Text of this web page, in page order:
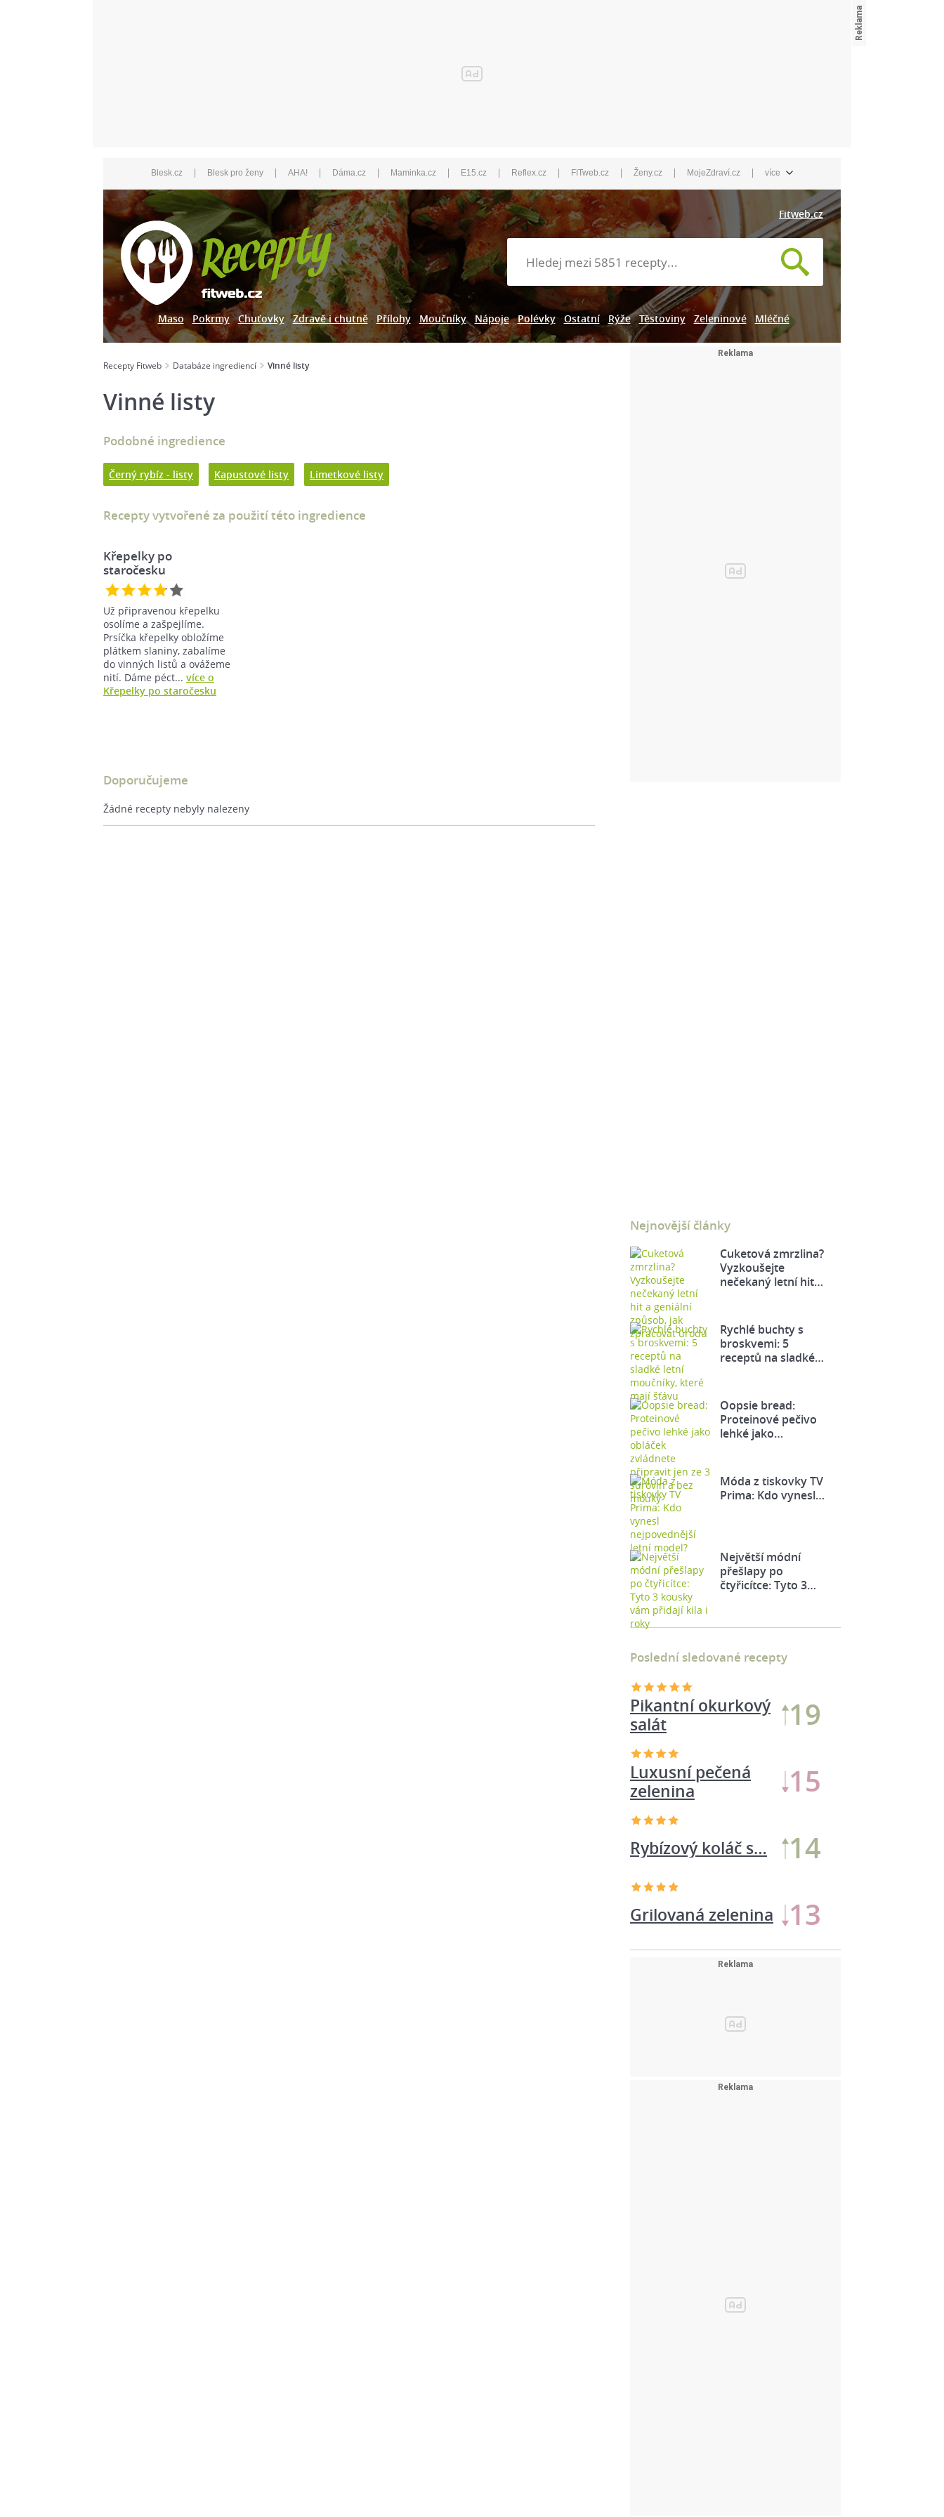
Blesk.cz | Blesk pro ženy | AHA! | Dáma.cz | Maminka.cz | E15.cz | Reflex.cz | FITweb.cz | Ženy.cz | MojeZdraví.cz | více
Fitweb.cz
Maso Pokrmy Chuťovky Zdravě i chutně Přílohy Moučníky Nápoje Polévky Ostatní Rýže Těstoviny Zeleninové Mléčné
Recepty Fitweb Databáze ingrediencí Vinné listy
Vinné listy
Podobné ingredience
Černý rybíz - listy Kapustové listy Limetkové listy
Recepty vytvořené za použití této ingredience
Křepelky po
staročesku
Už připravenou křepelku
osolíme a zašpejlíme.
Prsíčka křepelky obložíme
plátkem slaniny, zabalíme
do vinných listů a ovážeme
nití. Dáme péct... více o
Křepelky po staročesku
Nejnovější články
Cuketová zmrzlina?
Vyzkoušejte
nečekaný letní hit…
Rychlé buchty s
broskvemi: 5
receptů na sladké…
Oopsie bread:
Proteinové pečivo
lehké jako…
Móda z tiskovky TV
Prima: Kdo vynesl…
Největší módní
přešlapy po
čtyřicítce: Tyto 3…
Poslední sledované recepty
Grilovaná zelenina 13
Luxusní pečená
zelenina
15
Rybízový koláč s… 14
Pikantní okurkový
salát
19
Doporučujeme
Žádné recepty nebyly nalezeny